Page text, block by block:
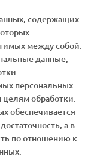
содержащих
между собой.
данные,
персональных
обработки.
обеспечивается
а в
по отношению к